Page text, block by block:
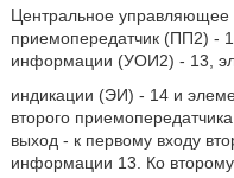
Центральное управляющее
приемопередатчик (ПП2) -
информации (УОИ2) - 13,
индикации (ЭИ) - 14 и
второго
выход - к первому входу
информации 13. Ко второму